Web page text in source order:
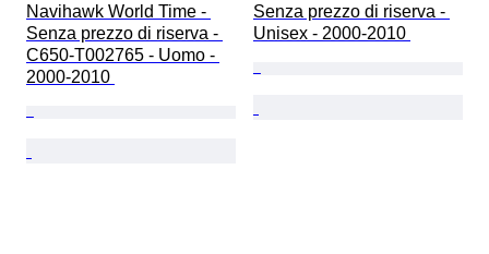
Navihawk World Time -
Senza prezzo di riserva -
C650-T002765 - Uomo -
2000-2010
Senza prezzo di riserva -
Unisex - 2000-2010